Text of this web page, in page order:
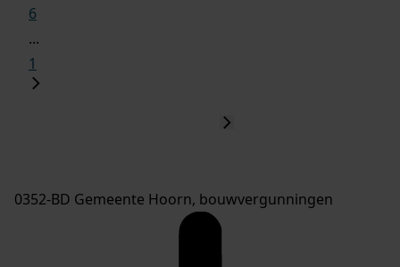
6
...
1
0352-BD Gemeente Hoorn, bouwvergunningen